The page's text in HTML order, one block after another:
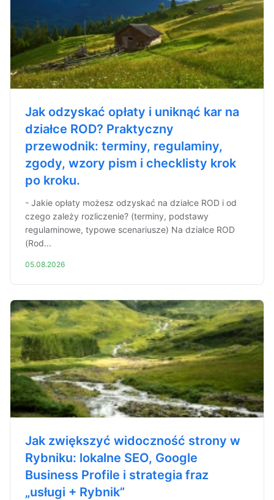
Jak odzyskać opłaty i uniknąć kar na
działce ROD? Praktyczny
przewodnik: terminy, regulaminy,
zgody, wzory pism i checklisty krok
po kroku.
- Jakie opłaty możesz odzyskać na działce ROD i od
czego zależy rozliczenie? (terminy, podstawy
regulaminowe, typowe scenariusze) Na działce ROD
(Rod...
05.08.2026
Jak zwiększyć widoczność strony w
Rybniku: lokalne SEO, Google
Business Profile i strategia fraz
„usługi + Rybnik”